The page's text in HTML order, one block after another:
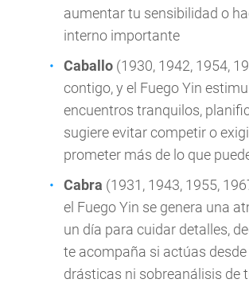
aumentar tu sensibilidad o
interno importante
Caballo (1930, 1942, 1954,
contigo, y el Fuego Yin
encuentros tranquilos,
sugiere evitar competir o
prometer más de lo que
Cabra (1931, 1943, 1955,
el Fuego Yin se genera una
un día para cuidar detalles,
te acompaña si actúas
drásticas ni sobreanálisis de